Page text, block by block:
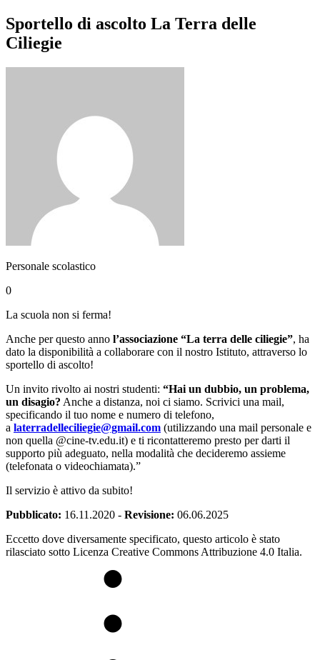
Sportello di ascolto La Terra delle
Ciliegie
Personale scolastico
0
La scuola non si ferma!
Anche per questo anno l’associazione “La terra delle ciliegie”, ha
dato la disponibilità a collaborare con il nostro Istituto, attraverso lo
sportello di ascolto!
Un invito rivolto ai nostri studenti: “Hai un dubbio, un problema,
un disagio? Anche a distanza, noi ci siamo. Scrivici una mail,
specificando il tuo nome e numero di telefono,
a laterradelleciliegie@gmail.com (utilizzando una mail personale e
non quella @cine-tv.edu.it) e ti ricontatteremo presto per darti il
supporto più adeguato, nella modalità che decideremo assieme
(telefonata o videochiamata).”
Il servizio è attivo da subito!
Pubblicato: 16.11.2020 - Revisione: 06.06.2025
Eccetto dove diversamente specificato, questo articolo è stato
rilasciato sotto Licenza Creative Commons Attribuzione 4.0 Italia.